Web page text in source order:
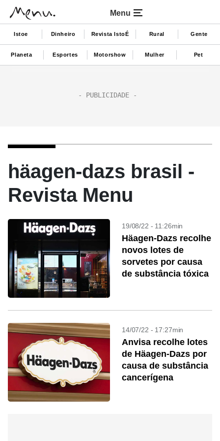
Menu
Istoe Dinheiro Revista IstoÉ Rural Gente
Planeta Esportes Motorshow Mulher Pet
häagen-dazs brasil -
Revista Menu
19/08/22 - 11:26min
Häagen-Dazs recolhe
novos lotes de
sorvetes por causa
de substância tóxica
14/07/22 - 17:27min
Anvisa recolhe lotes
de Häagen-Dazs por
causa de substância
cancerígena